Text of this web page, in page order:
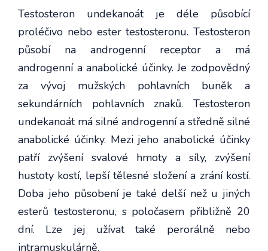
Testosteron undekanoát je déle působící
proléčivo nebo ester testosteronu. Testosteron
působí na androgenní receptor a má
androgenní a anabolické účinky. Je zodpovědný
za vývoj mužských pohlavních buněk a
sekundárních pohlavních znaků. Testosteron
undekanoát má silné androgenní a středně silné
anabolické účinky. Mezi jeho anabolické účinky
patří zvýšení svalové hmoty a síly, zvýšení
hustoty kostí, lepší tělesné složení a zrání kostí.
Doba jeho působení je také delší než u jiných
esterů testosteronu, s poločasem přibližně 20
dní. Lze jej užívat také perorálně nebo
intramuskulárně.